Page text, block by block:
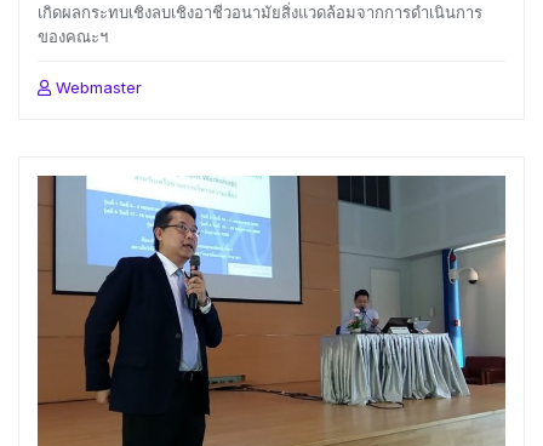
เกิดผลกระทบเชิงลบเชิงอาชีวอนามัยสิ่งแวดล้อมจากการดำเนินการ
ของคณะฯ
Webmaster